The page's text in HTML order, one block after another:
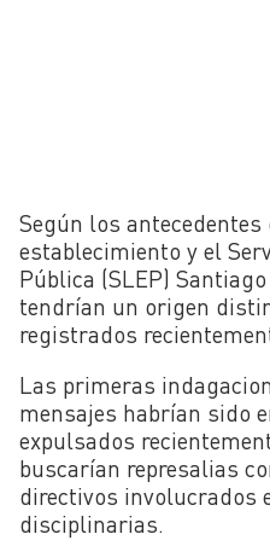
Según los antecedentes
establecimiento y el
Pública (SLEP)
tendrían un origen
registrados
Las primeras
mensajes habrían sido
expulsados
buscarían represalias
directivos involucrados
disciplinarias.